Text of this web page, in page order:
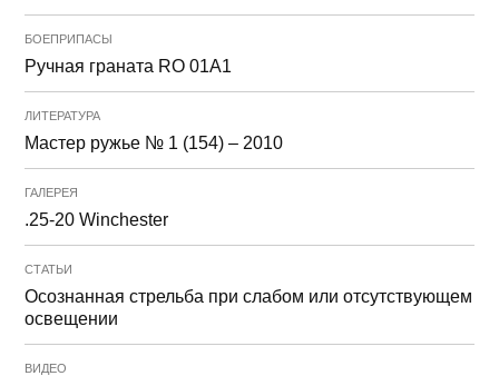
БОЕПРИПАСЫ
Ручная граната RO 01A1
ЛИТЕРАТУРА
Мастер ружье № 1 (154) – 2010
ГАЛЕРЕЯ
.25-20 Winchester
СТАТЬИ
Осознанная стрельба при слабом или отсутствующем
освещении
ВИДЕО